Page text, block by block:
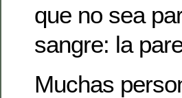
que no sea
sangre: la
Muchas